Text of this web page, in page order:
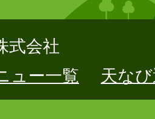
式会社
ュー一覧
天な